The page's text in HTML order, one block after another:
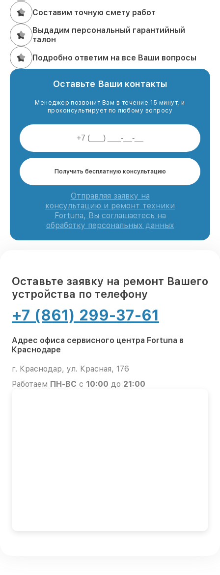
Составим точную смету работ
Выдадим персональный гарантийный
талон
Подробно ответим на все Ваши вопросы
Оставьте Ваши контакты
Менеджер позвонит Вам в течение 15 минут, и
проконсультирует по любому вопросу
Получить бесплатную консультацию
Отправляя заявку на
консультацию и ремонт техники
Fortuna, Вы соглашаетесь на
обработку персональных данных
Оставьте заявку на ремонт Вашего
устройства по телефону
+7 (861) 299-37-61
Адрес офиса сервисного центра Fortuna в
Краснодаре
г. Краснодар, ул. Красная, 176
Работаем ПН-ВС с 10:00 до 21:00